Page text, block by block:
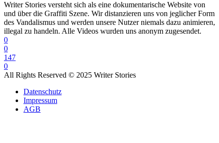
Writer Stories versteht sich als eine dokumentarische Website von
und über die Graffiti Szene. Wir distanzieren uns von jeglicher Form
des Vandalismus und werden unsere Nutzer niemals dazu animieren,
illegal zu handeln. Alle Videos wurden uns anonym zugesendet.
0
0
147
0
All Rights Reserved © 2025 Writer Stories
Datenschutz
Impressum
AGB